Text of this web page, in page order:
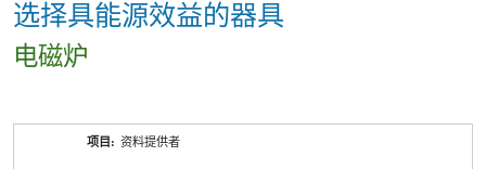
选择具能源效益的器具
电磁炉
资料提供者